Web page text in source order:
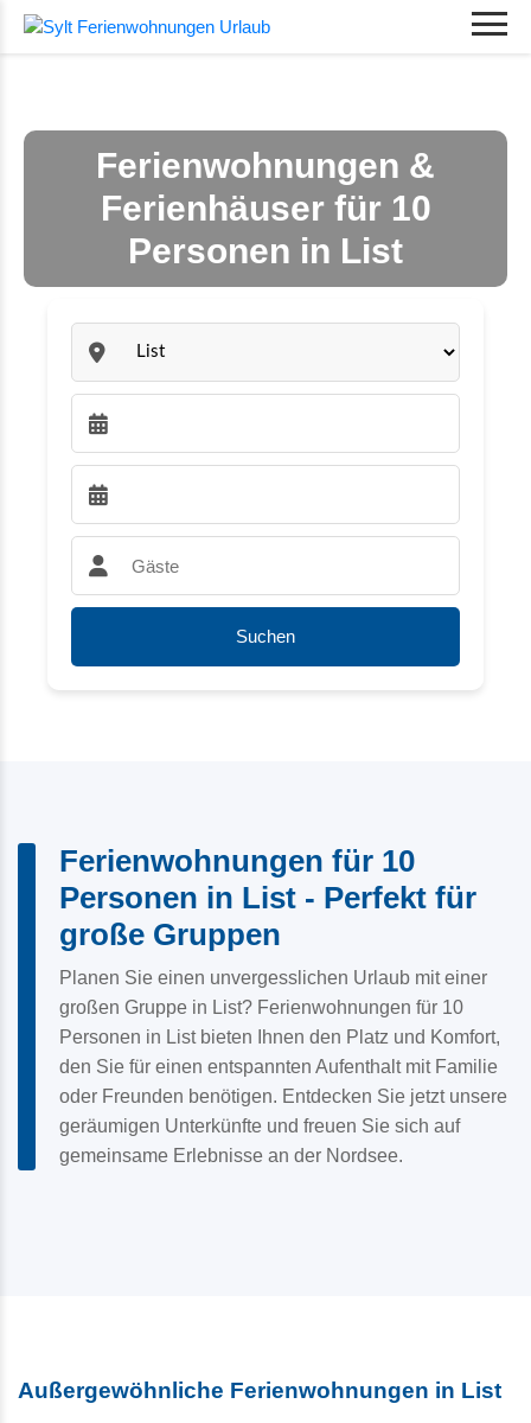
Ferienwohnungen &
Ferienhäuser für 10
Personen in List
Sylt:
Anreise wählen:
Abreise wählen:
Gäste:
Suchen
Ferienwohnungen für 10
Personen in List - Perfekt für
große Gruppen
Planen Sie einen unvergesslichen Urlaub mit einer
großen Gruppe in List? Ferienwohnungen für 10
Personen in List bieten Ihnen den Platz und Komfort,
den Sie für einen entspannten Aufenthalt mit Familie
oder Freunden benötigen. Entdecken Sie jetzt unsere
geräumigen Unterkünfte und freuen Sie sich auf
gemeinsame Erlebnisse an der Nordsee.
Außergewöhnliche Ferienwohnungen in List